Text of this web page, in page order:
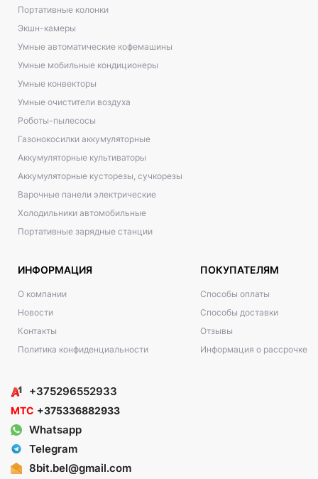
Портативные колонки
Экшн-камеры
Умные автоматические кофемашины
Умные мобильные кондиционеры
Умные конвекторы
Умные очистители воздуха
Роботы-пылесосы
Газонокосилки аккумуляторные
Аккумуляторные культиваторы
Аккумуляторные кусторезы, сучкорезы
Варочные панели электрические
Холодильники автомобильные
Портативные зарядные станции
ИНФОРМАЦИЯ
О компании
Новости
Контакты
Политика конфиденциальности
ПОКУПАТЕЛЯМ
Способы оплаты
Способы доставки
Отзывы
Информация о рассрочке
+375296552933
МТС +375336882933
Whatsapp
Telegram
8bit.bel@gmail.com